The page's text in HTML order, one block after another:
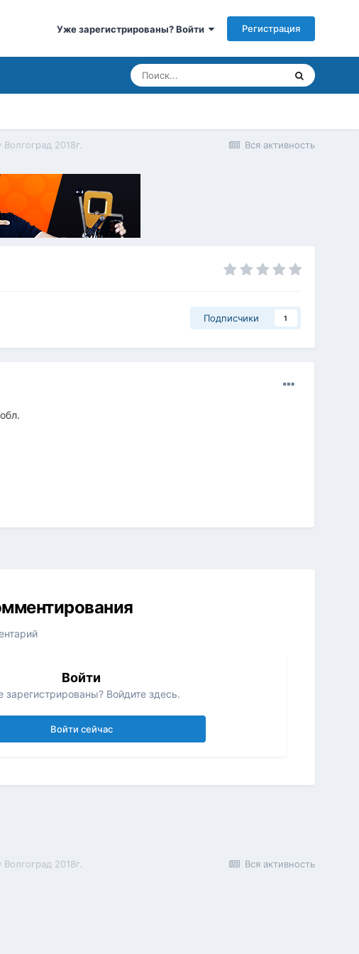
Уже зарегистрированы? Войти Регистрация
Вся активность
2018г.
Подписчики 1
Войти
зарегистрированы? Войдите здесь.
Войти сейчас
Вся активность
2018г.